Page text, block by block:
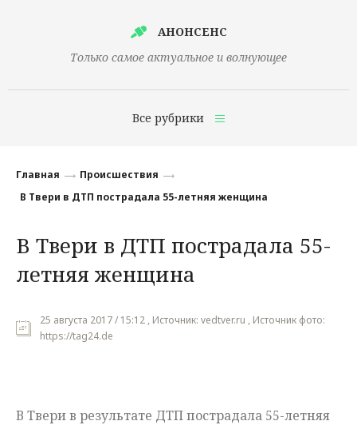
АНОНСЕНС
Только самое актуальное и волнующее
Все рубрики
Финансы
Наука
Культура
Общество
Происшествия
Главная
Происшествия
В Твери в ДТП пострадала 55-летняя женщина
В Твери в ДТП пострадала 55-
летняя женщина
25 августа 2017 / 15:12 , Источник: vedtver.ru , Источник фото:
https://tag24.de
В Твери в результате ДТП пострадала 55-летняя